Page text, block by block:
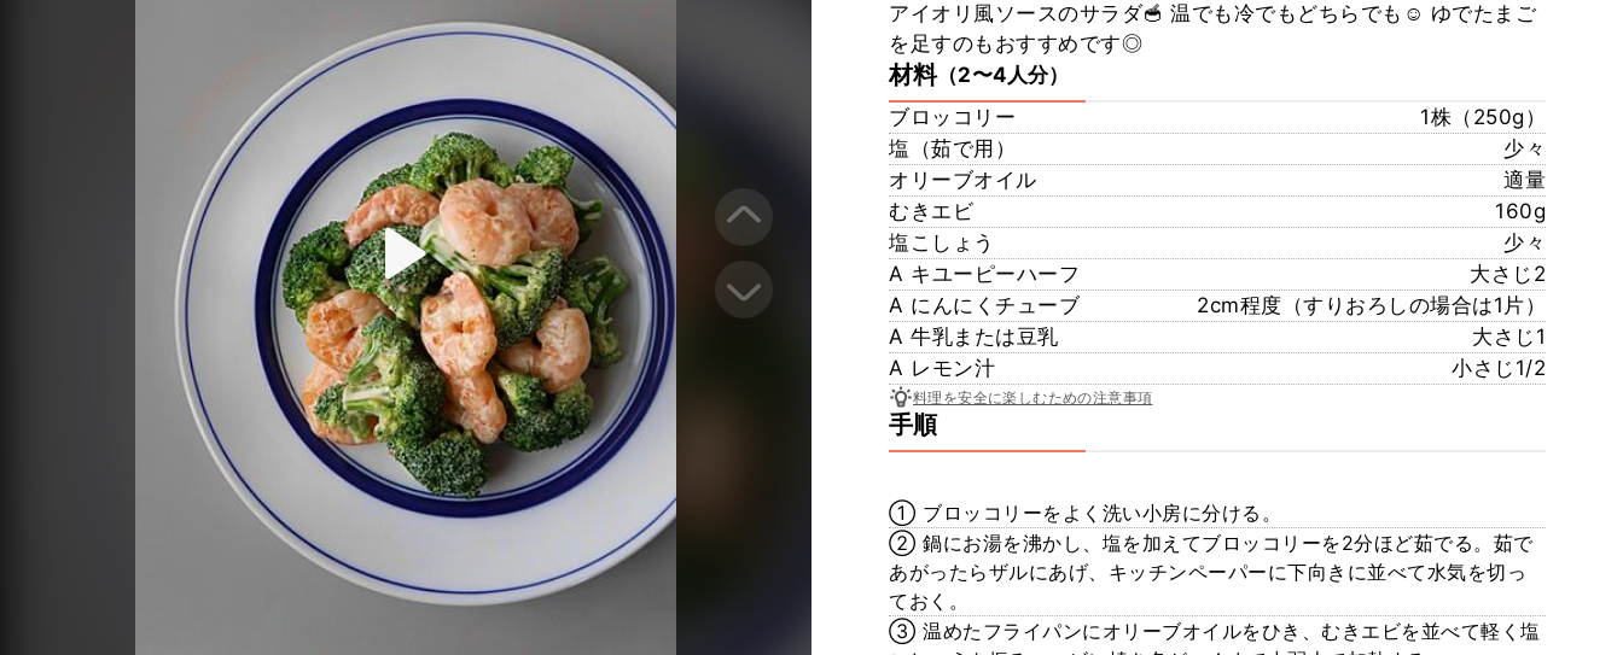
アイオリ風ソースのサラダ🥣 温でも冷でもどちらでも☺️ ゆでたまご
を足すのもおすすめです◎
材料（2〜4人分）
ブロッコリー
1株（250g）
塩（茹で用）
少々
オリーブオイル
適量
むきエビ
160g
塩こしょう
少々
A キユーピーハーフ
大さじ2
A にんにくチューブ
2cm程度（すりおろしの場合は1片）
A 牛乳または豆乳
大さじ1
A レモン汁
小さじ1/2
料理を安全に楽しむための注意事項
手順
① ブロッコリーをよく洗い小房に分ける。
② 鍋にお湯を沸かし、塩を加えてブロッコリーを2分ほど茹でる。茹で
あがったらザルにあげ、キッチンペーパーに下向きに並べて水気を切っ
ておく。
③ 温めたフライパンにオリーブオイルをひき、むきエビを並べて軽く塩